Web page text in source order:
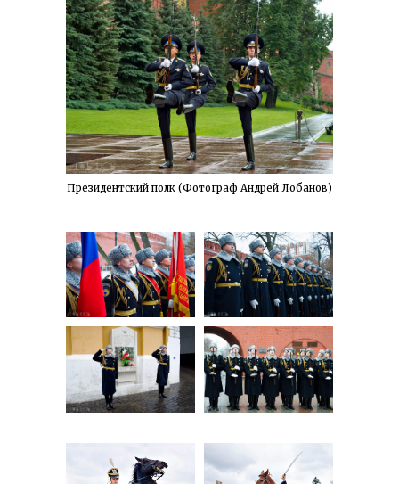
Президентский полк (Фотограф Андрей Лобанов)